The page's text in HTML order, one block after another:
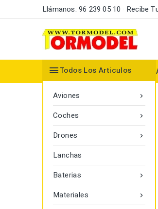
Llámanos: 96 239 05 10 · Recibe
Todos Los Articulos

Aviones

Coches

Drones
Lanchas

Baterias

Materiales